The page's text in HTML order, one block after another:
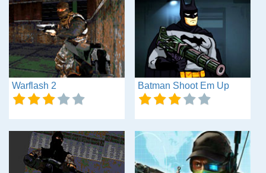
Warflash 2 Batman Shoot Em Up